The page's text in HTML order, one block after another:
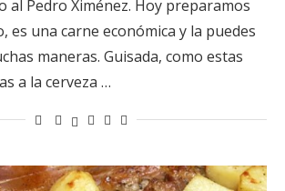
al Pedro Ximénez. Hoy preparamos
es una carne económica y la puedes
maneras. Guisada, como estas
a la cerveza …